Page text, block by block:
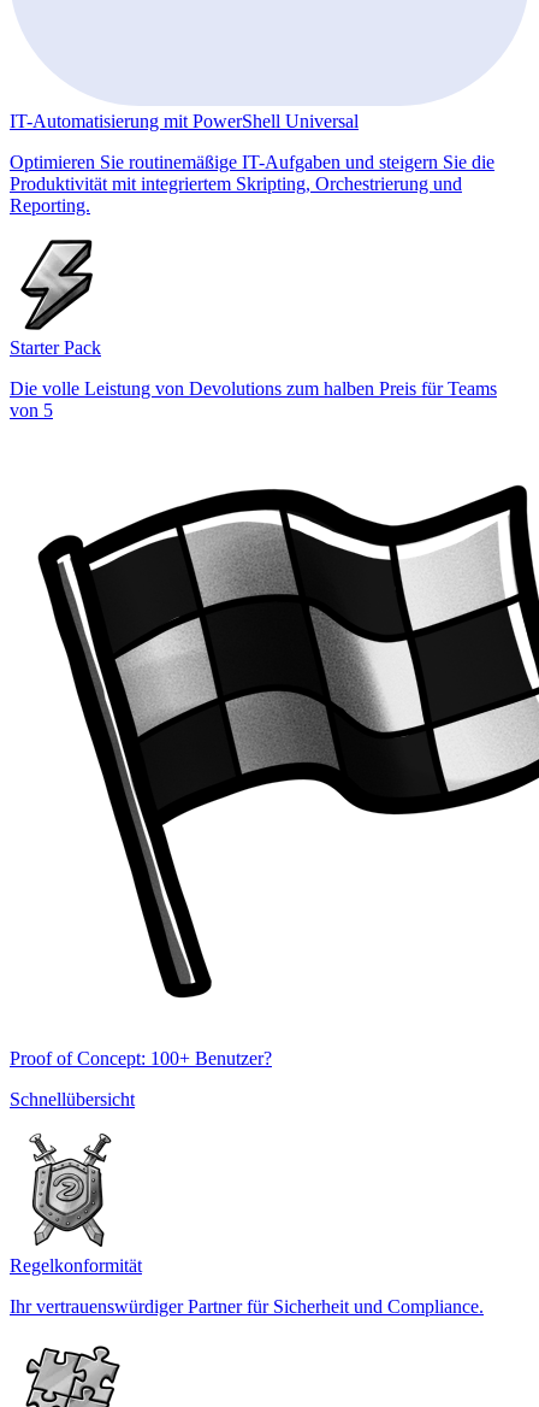
IT-Automatisierung mit PowerShell Universal
Optimieren Sie routinemäßige IT-Aufgaben und steigern Sie die
Produktivität mit integriertem Skripting, Orchestrierung und
Reporting.
Starter Pack
Die volle Leistung von Devolutions zum halben Preis für Teams
von 5
Proof of Concept: 100+ Benutzer?
Schnellübersicht
Regelkonformität
Ihr vertrauenswürdiger Partner für Sicherheit und Compliance.